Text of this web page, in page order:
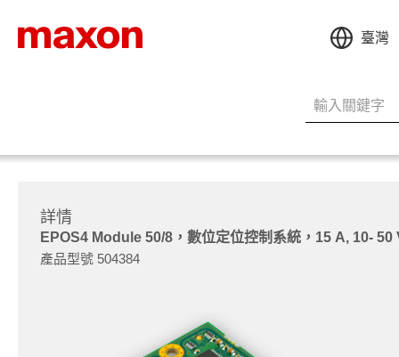
臺灣
詳情
EPOS4 Module 50/8，數位定位控制系統，15 A, 10- 50
產品型號 504384